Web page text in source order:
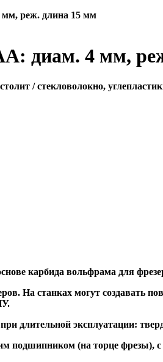
реж. длина 15 мм
диам. 4 мм,
/ стекловолокно,
карбида вольфрама для
На станках могут создавать
длительной эксплуатации:
подшипником (на торце фрезы),